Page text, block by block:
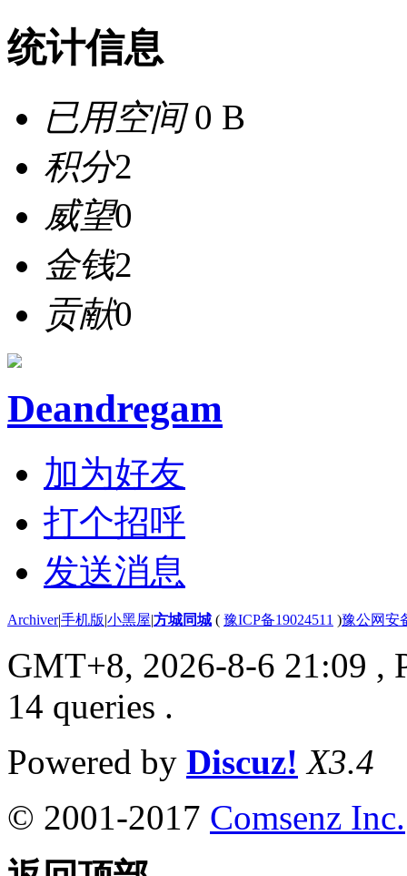
统计信息
已用空间0 B
积分2
威望0
金钱2
贡献0
Deandregam
加为好友
打个招呼
发送消息
Archiver|手机版|小黑屋|方城同城 ( 豫ICP备19024511 )豫公网安
GMT+8, 2026-8-6 21:09 ,
14 queries .
Powered by Discuz! X3.4
© 2001-2017 Comsenz Inc.